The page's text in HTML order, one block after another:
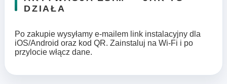
DZIAŁA
Po zakupie wysyłamy e‑mailem link instalacyjny dla
iOS/Android oraz kod QR. Zainstaluj na Wi‑Fi i po
przylocie włącz dane.